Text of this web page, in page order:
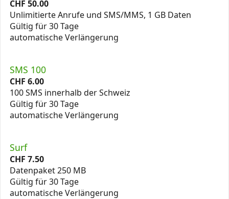
CHF 50.00
Unlimitierte Anrufe und SMS/MMS, 1 GB Daten
Gültig für 30 Tage
automatische Verlängerung
SMS 100
CHF 6.00
100 SMS innerhalb der Schweiz
Gültig für 30 Tage
automatische Verlängerung
Surf
CHF 7.50
Datenpaket 250 MB
Gültig für 30 Tage
automatische Verlängerung